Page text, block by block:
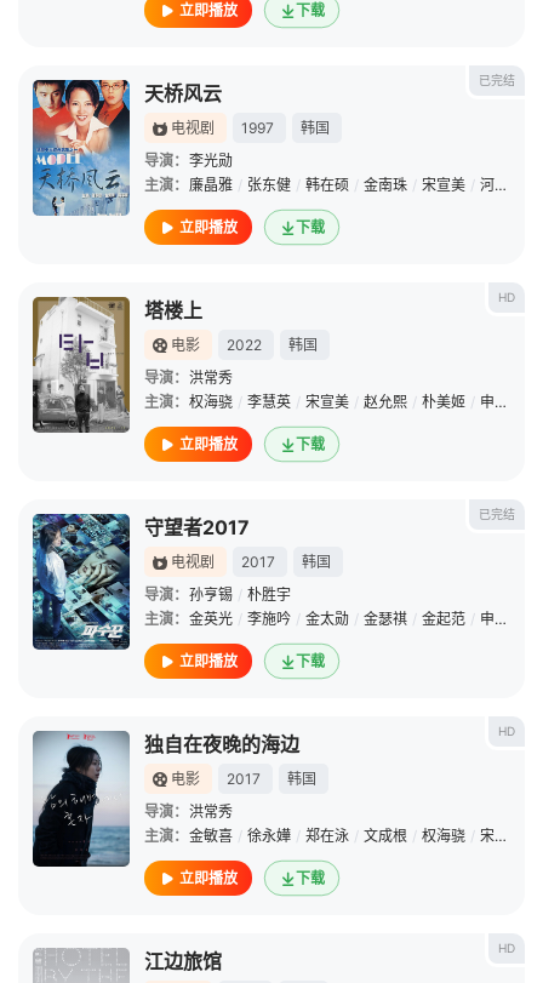
立即播放 下载
已完结
天桥风云
电视剧 1997
韩国
导演： 李光勋
主演： 廉晶雅 / 张东健 / 韩在硕 / 金南珠 / 宋宣美 / 河有美
立即播放 下载
HD
塔楼上
电影 2022
韩国
导演： 洪常秀
主演： 权海骁 / 李慧英 / 宋宣美 / 赵允熙 / 朴美姬 / 申锡镐
立即播放 下载
已完结
守望者2017
电视剧 2017
韩国
导演： 孙亨锡 / 朴胜宇
主演： 金英光 / 李施吟 / 金太勋 / 金瑟祺 / 金起范 / 申东旭
立即播放 下载
HD
独自在夜晚的海边
电影 2017
韩国
导演： 洪常秀
主演： 金敏喜 / 徐永嬅 / 郑在泳 / 文成根 / 权海骁 / 宋宣美
立即播放 下载
HD
江边旅馆